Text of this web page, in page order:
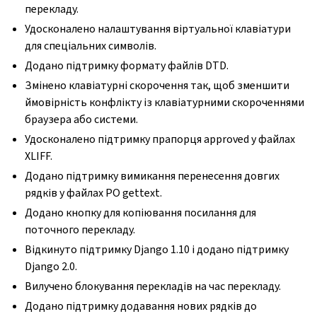
перекладу.
Удосконалено налаштування віртуальної клавіатури
для спеціальних символів.
Додано підтримку формату файлів DTD.
Змінено клавіатурні скорочення так, щоб зменшити
ймовірність конфлікту із клавіатурними скороченнями
браузера або системи.
Удосконалено підтримку прапорця approved у файлах
XLIFF.
Додано підтримку вимикання перенесення довгих
рядків у файлах PO gettext.
Додано кнопку для копіювання посилання для
поточного перекладу.
Відкинуто підтримку Django 1.10 і додано підтримку
Django 2.0.
Вилучено блокування перекладів на час перекладу.
Додано підтримку додавання нових рядків до